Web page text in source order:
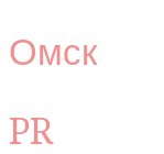
Омск
PR